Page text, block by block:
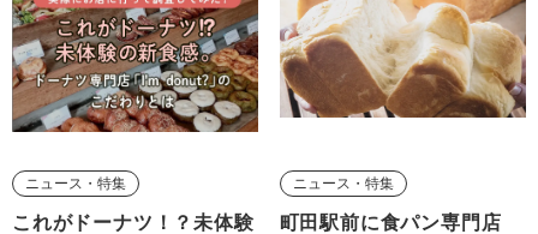
ニュース・特集
これがドーナツ！？未体験
ニュース・特集
町田駅前に食パン専門店